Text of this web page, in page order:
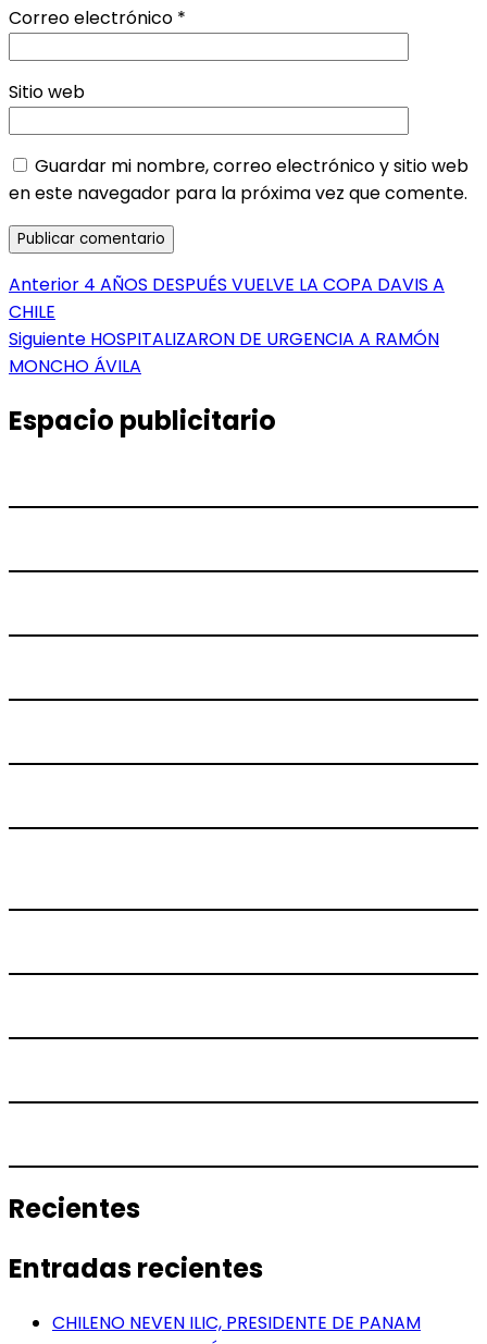
Correo electrónico *
Sitio web
Guardar mi nombre, correo electrónico y sitio web
en este navegador para la próxima vez que comente.
Navegación
de
entradas
Anterior Entrada
4 AÑOS DESPUÉS VUELVE LA COPA DAVIS A
CHILE
Siguiente Entrada
siguiente:
HOSPITALIZARON DE URGENCIA A RAMÓN
MONCHO ÁVILA
Espacio publicitario
Recientes
Entradas recientes
CHILENO NEVEN ILIC, PRESIDENTE DE PANAM